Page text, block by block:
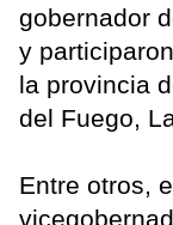
gobernador
y
la provincia
del Fuego,
Entre otros,